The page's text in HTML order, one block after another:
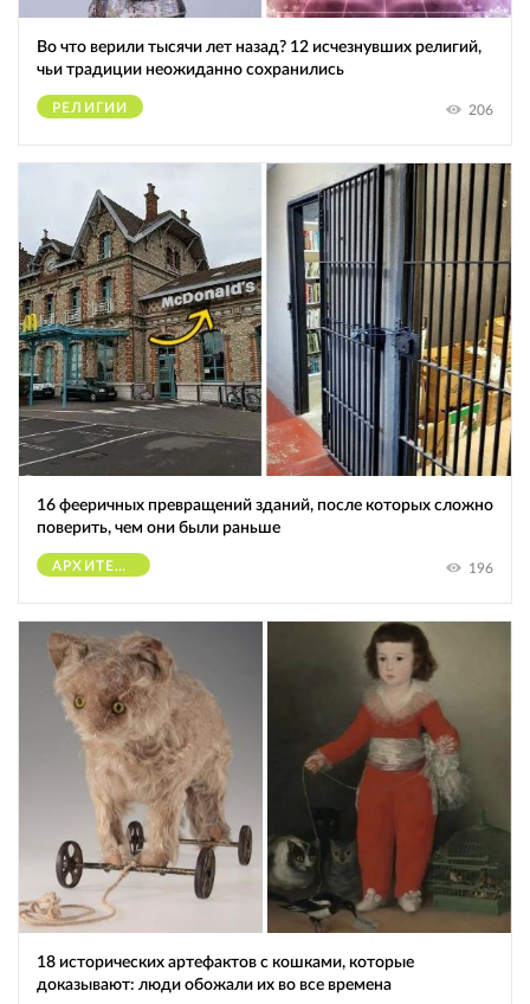
Во что верили тысячи лет назад? 12 исчезнувших религий,
чьи традиции неожиданно сохранились
РЕЛИГИИ 206
16 фееричных превращений зданий, после которых сложно
поверить, чем они были раньше
АРХИТЕКТУРА 196
18 исторических артефактов с кошками, которые
доказывают: люди обожали их во все времена